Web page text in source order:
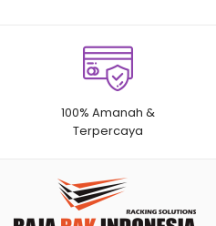
100% Amanah &
Terpercaya